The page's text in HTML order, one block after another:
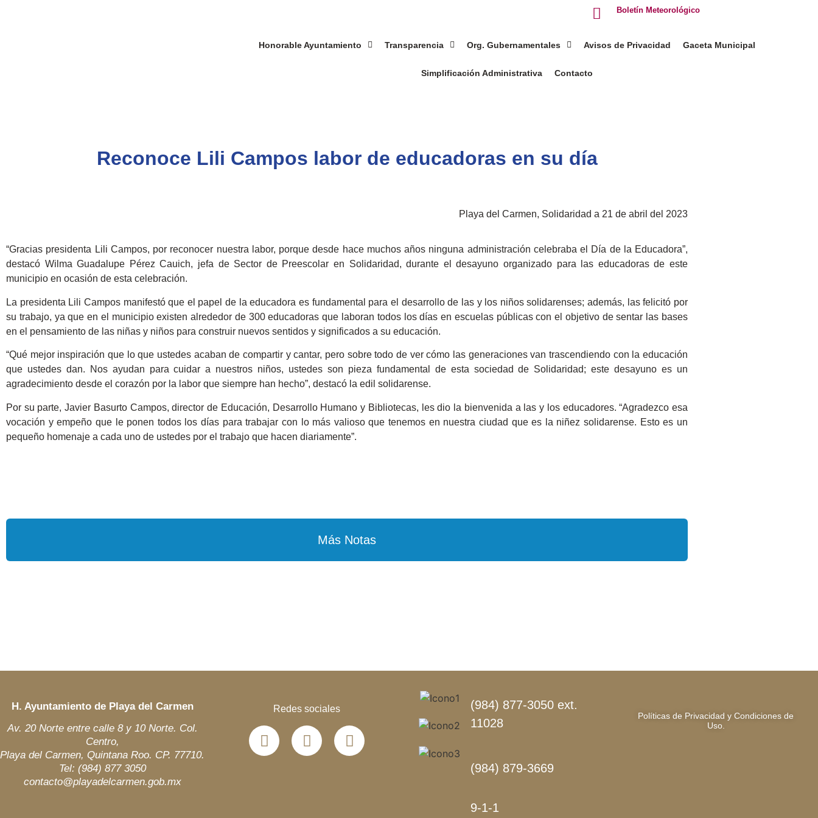
Boletín Meteorológico
Honorable Ayuntamiento Transparencia Org. Gubernamentales Avisos de Privacidad Gaceta Municipal
Simplificación Administrativa Contacto
Reconoce Lili Campos labor de educadoras en su día
Playa del Carmen, Solidaridad a 21 de abril del 2023
“Gracias presidenta Lili Campos, por reconocer nuestra labor, porque desde hace muchos años ninguna administración celebraba el Día de la Educadora”,
destacó Wilma Guadalupe Pérez Cauich, jefa de Sector de Preescolar en Solidaridad, durante el desayuno organizado para las educadoras de este
municipio en ocasión de esta celebración.
La presidenta Lili Campos manifestó que el papel de la educadora es fundamental para el desarrollo de las y los niños solidarenses; además, las felicitó por
su trabajo, ya que en el municipio existen alrededor de 300 educadoras que laboran todos los días en escuelas públicas con el objetivo de sentar las bases
en el pensamiento de las niñas y niños para construir nuevos sentidos y significados a su educación.
“Qué mejor inspiración que lo que ustedes acaban de compartir y cantar, pero sobre todo de ver cómo las generaciones van trascendiendo con la educación
que ustedes dan. Nos ayudan para cuidar a nuestros niños, ustedes son pieza fundamental de esta sociedad de Solidaridad; este desayuno es un
agradecimiento desde el corazón por la labor que siempre han hecho”, destacó la edil solidarense.
Por su parte, Javier Basurto Campos, director de Educación, Desarrollo Humano y Bibliotecas, les dio la bienvenida a las y los educadores. “Agradezco esa
vocación y empeño que le ponen todos los días para trabajar con lo más valioso que tenemos en nuestra ciudad que es la niñez solidarense. Esto es un
pequeño homenaje a cada uno de ustedes por el trabajo que hacen diariamente”.
Más Notas
H. Ayuntamiento de Playa del Carmen
Av. 20 Norte entre calle 8 y 10 Norte. Col.
Centro,
Playa del Carmen, Quintana Roo. CP. 77710.
Tel: (984) 877 3050
contacto@playadelcarmen.gob.mx
Redes sociales
(984) 877-3050 ext.
11028
(984) 879-3669
9-1-1
Políticas de Privacidad y Condiciones de
Uso.